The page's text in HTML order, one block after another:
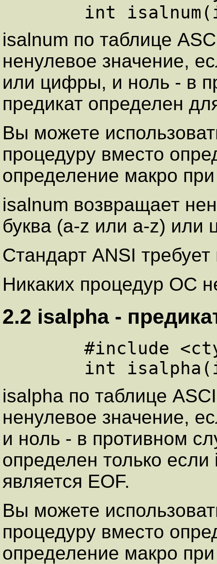
isalnum по таблице
ненулевое значение,
или цифры, и ноль - в
предикат определен
Вы можете
процедуру вместо
определение макро
isalnum возвращает
буква (a-z или a-z) или
Стандарт ANSI
Никаких процедур ОС
2.2 isalpha -
isalpha по таблице
ненулевое значение,
и ноль - в противном
определен только
является EOF.
Вы можете
процедуру вместо
определение макро